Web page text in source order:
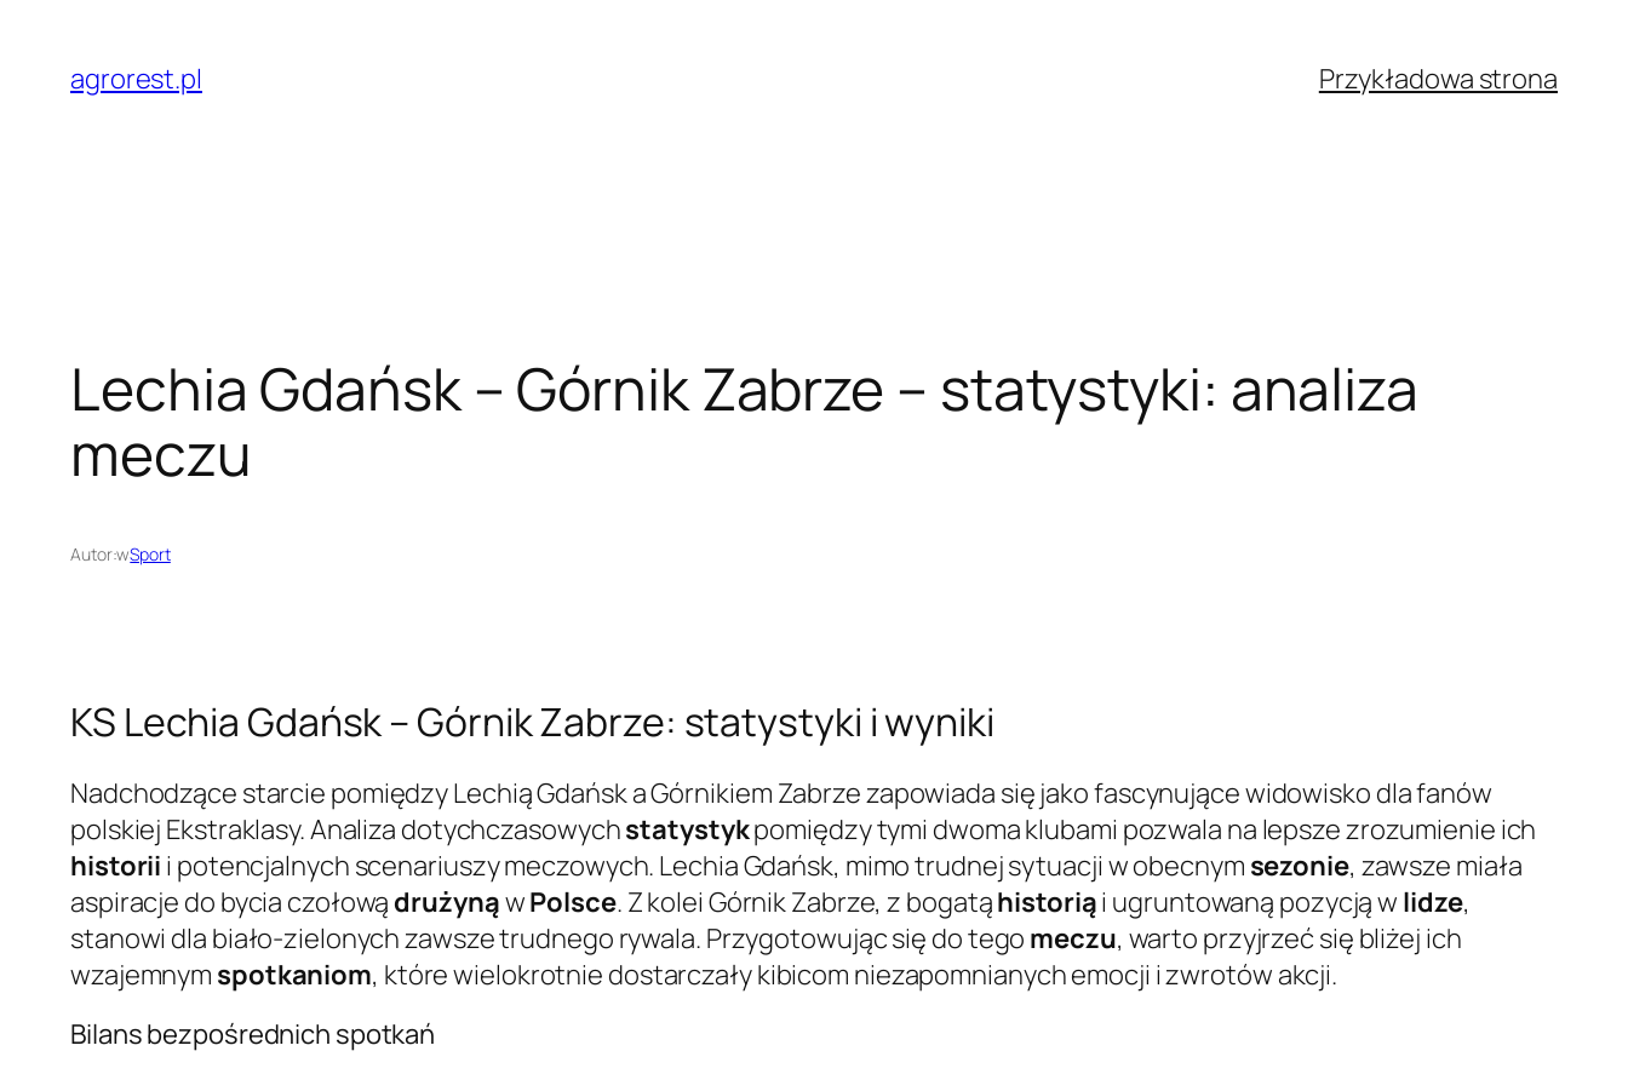
treści
agrorest.pl Przykładowa strona
Lechia Gdańsk – Górnik Zabrze – statystyki: analiza
meczu
Autor:wSport
KS Lechia Gdańsk – Górnik Zabrze: statystyki i wyniki
Nadchodzące starcie pomiędzy Lechią Gdańsk a Górnikiem Zabrze zapowiada się jako fascynujące widowisko dla fanów
polskiej Ekstraklasy. Analiza dotychczasowychstatystykpomiędzy tymi dwoma klubami pozwala na lepsze zrozumienie ich
historii i potencjalnych scenariuszy meczowych. Lechia Gdańsk, mimo trudnej sytuacji w obecnym sezonie, zawsze miała
aspiracje do bycia czołową drużynąwPolsce. Z kolei Górnik Zabrze, z bogatąhistoriąi ugruntowaną pozycją w lidze,
stanowi dla biało-zielonych zawsze trudnego rywala. Przygotowując się do tego meczu, warto przyjrzeć się bliżej ich
wzajemnym spotkaniom, które wielokrotnie dostarczały kibicom niezapomnianych emocji i zwrotów akcji.
Bilans bezpośrednich spotkań